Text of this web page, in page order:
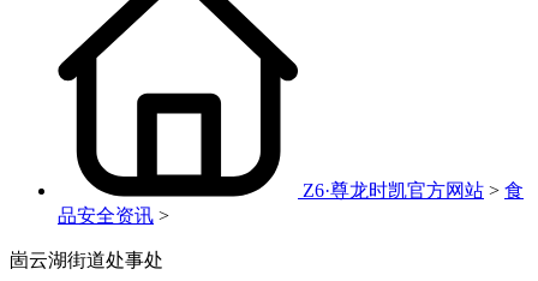
Z6·尊龙时凯官方网站 > 食
品安全资讯 >
崮云湖街道处事处